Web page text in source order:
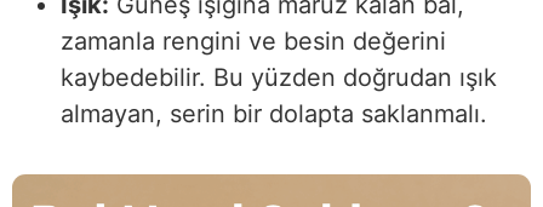
zamanla rengini ve besin değerini
kaybedebilir. Bu yüzden doğrudan ışık
almayan, serin bir dolapta saklanmalı.